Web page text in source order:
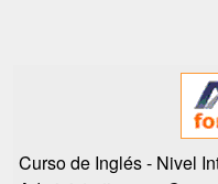
Curso de Inglés - Nivel